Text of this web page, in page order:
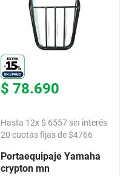
$ 78.690
Hasta 12x $ 6557sin interés
20 cuotas fijas de $4766
Portaequipaje Yamaha
crypton mn